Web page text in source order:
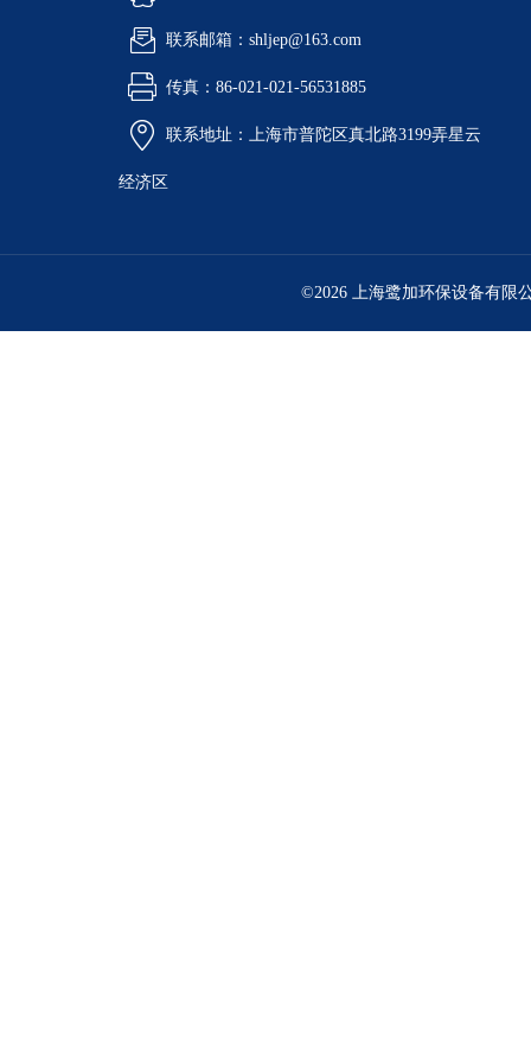
联系邮箱：shljep@163.com
传真：86-021-021-56531885
联系地址：上海市普陀区真北路3199弄星云
经济区
©2026 上海鹭加环保设备有限